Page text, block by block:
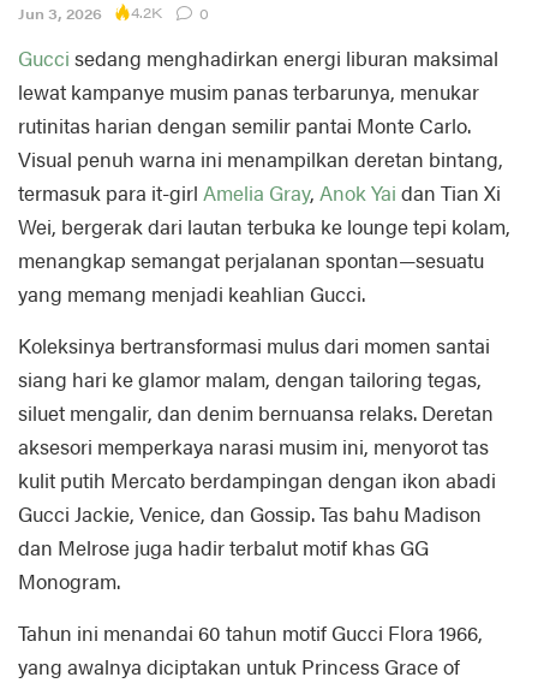
Jun 3, 2026 4.2K 0
Gucci sedang menghadirkan energi liburan maksimal
lewat kampanye musim panas terbarunya, menukar
rutinitas harian dengan semilir pantai Monte Carlo.
Visual penuh warna ini menampilkan deretan bintang,
termasuk para it-girl Amelia Gray, Anok Yai dan Tian Xi
Wei, bergerak dari lautan terbuka ke lounge tepi kolam,
menangkap semangat perjalanan spontan—sesuatu
yang memang menjadi keahlian Gucci.
Koleksinya bertransformasi mulus dari momen santai
siang hari ke glamor malam, dengan tailoring tegas,
siluet mengalir, dan denim bernuansa relaks. Deretan
aksesori memperkaya narasi musim ini, menyorot tas
kulit putih Mercato berdampingan dengan ikon abadi
Gucci Jackie, Venice, dan Gossip. Tas bahu Madison
dan Melrose juga hadir terbalut motif khas GG
Monogram.
Tahun ini menandai 60 tahun motif Gucci Flora 1966,
yang awalnya diciptakan untuk Princess Grace of